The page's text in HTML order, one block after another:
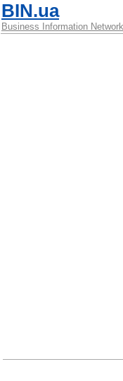
BIN.ua
Business Information Network